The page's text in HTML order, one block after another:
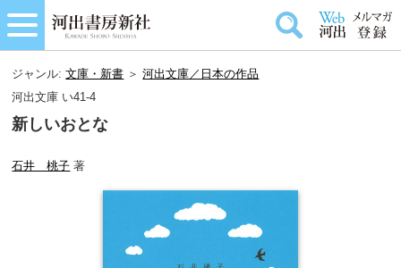
ジャンル:文庫・新書 ＞河出文庫／日本の作品
河出文庫 い41-4
新しいおとな
石井 桃子 著